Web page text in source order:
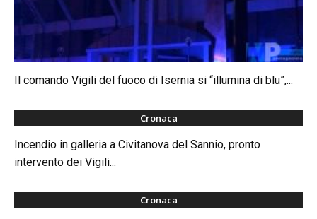
Il comando Vigili del fuoco di Isernia si “illumina di blu”,...
Cronaca
Incendio in galleria a Civitanova del Sannio, pronto
intervento dei Vigili...
Cronaca